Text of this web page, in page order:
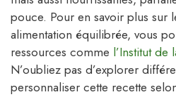
pouce. Pour en savoir plus sur
alimentation équilibrée, vous
ressources comme l’Institut de
N’oubliez pas d’explorer
personnaliser cette recette